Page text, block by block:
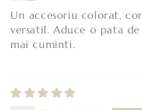
Un accesoriu colorat,
versatil. Aduce o pata
mai cuminti.